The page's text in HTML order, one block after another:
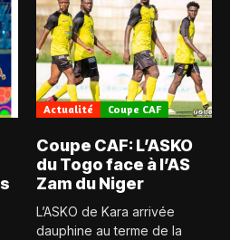
Actualité Coupe CAF
Coupe CAF: L’ASKO
du Togo face à l’AS
Zam du Niger
L’ASKO de Kara arrivée
dauphine au terme de la